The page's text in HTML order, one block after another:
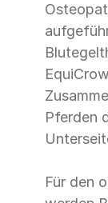
Pferden
Für den